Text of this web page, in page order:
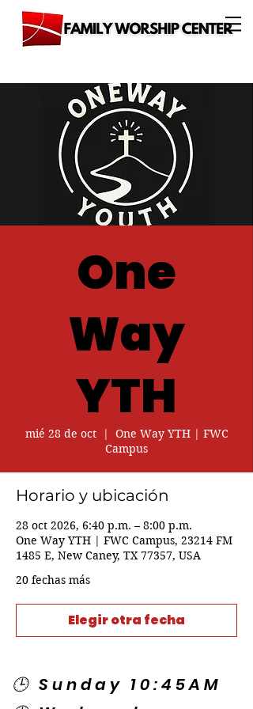
One
Way
YTH
mié 28 de oct
  |
One Way YTH | FWC
Campus
Horario y ubicación
28 oct 2026, 6:40 p.m. – 8:00 p.m.
One Way YTH | FWC Campus, 23214 FM
1485 E, New Caney, TX 77357, USA
20 fechas más
Elegir otra fecha
🕒 Sunday 10:45AM